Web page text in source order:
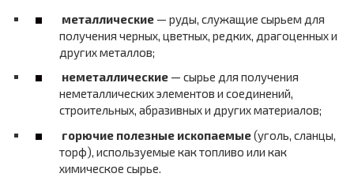
металлические — руды, служащие сырьем для
получения черных, цветных, редких, драгоценных и
других металлов;
неметаллические — сырье для получения
неметаллических элементов и соединений,
строительных, абразивных и других материалов;
горючие полезные ископаемые(уголь, сланцы,
торф), используемые как топливо или как
химическое сырье.